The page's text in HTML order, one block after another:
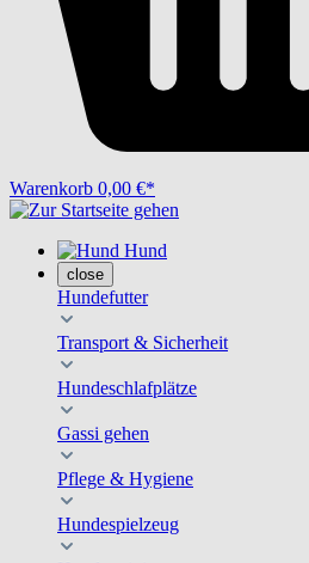
Warenkorb 0,00 €*
Hund
close
Hundefutter
Transport & Sicherheit
Hundeschlafplätze
Gassi gehen
Pflege & Hygiene
Hundespielzeug